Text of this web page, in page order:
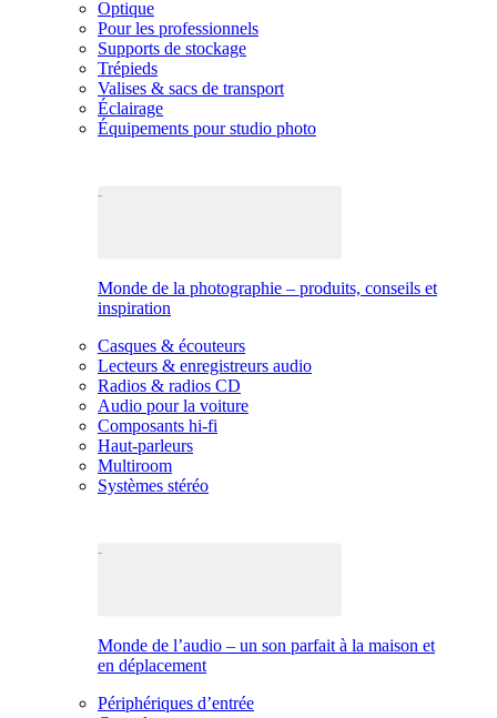
Optique
Pour les professionnels
Supports de stockage
Trépieds
Valises & sacs de transport
Éclairage
Équipements pour studio photo
Monde de la photographie – produits, conseils et
inspiration
Casques & écouteurs
Lecteurs & enregistreurs audio
Radios & radios CD
Audio pour la voiture
Composants hi-fi
Haut-parleurs
Multiroom
Systèmes stéréo
Monde de l’audio – un son parfait à la maison et
en déplacement
Périphériques d’entrée